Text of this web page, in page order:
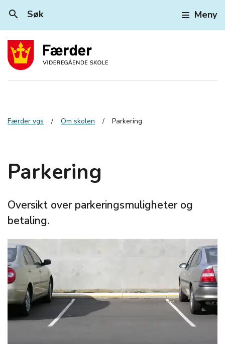
search Søk Meny
Færder vgs Om skolen Parkering
Parkering
Oversikt over parkeringsmuligheter og
betaling.